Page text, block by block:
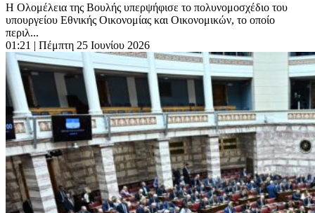
Η Ολομέλεια της Βουλής υπερψήφισε το πολυνομοσχέδιο του
υπουργείου Εθνικής Οικονομίας και Οικονομικών, το οποίο
περιλ...
01:21 | Πέμπτη 25 Ιουνίου 2026